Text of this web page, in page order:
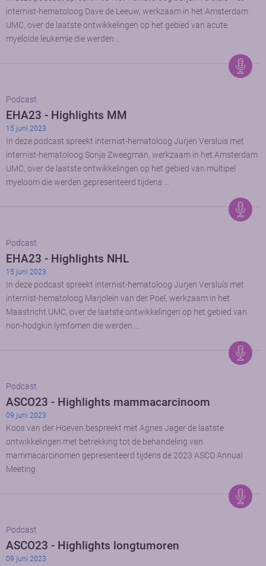
internist-hematoloog Dave de Leeuw, werkzaam in het Amsterdam
UMC, over de laatste ontwikkelingen op het gebied van acute
myeloïde leukemie die werden …
Podcast
EHA23 - Highlights MM
15 juni 2023
In deze podcast spreekt internist-hematoloog Jurjen Versluis met
internist-hematoloog Sonja Zweegman, werkzaam in het Amsterdam
UMC, over de laatste ontwikkelingen op het gebied van multipel
myeloom die werden gepresenteerd tijdens …
Podcast
EHA23 - Highlights NHL
15 juni 2023
In deze podcast spreekt internist-hematoloog Jurjen Versluis met
internist-hematoloog Marjolein van der Poel, werkzaam in het
Maastricht UMC, over de laatste ontwikkelingen op het gebied van
non-hodgkin lymfomen die werden …
Podcast
ASCO23 - Highlights mammacarcinoom
09 juni 2023
Koos van der Hoeven bespreekt met Agnes Jager de laatste
ontwikkelingen met betrekking tot de behandeling van
mammacarcinomen gepresenteerd tijdens de 2023 ASCO Annual
Meeting.
Podcast
ASCO23 - Highlights longtumoren
09 juni 2023